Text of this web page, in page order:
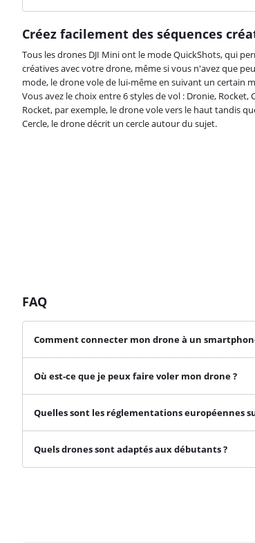
Créez facilement des séquences
Tous les drones DJI Mini ont le mode QuickShots, qui
créatives avec votre drone, même si vous n'avez que
mode, le drone vole de lui-même en suivant un certain
Vous avez le choix entre 6 styles de vol : Dronie,
Rocket, par exemple, le drone vole vers le haut tandis
Cercle, le drone décrit un cercle autour du sujet.
FAQ
Comment connecter mon drone à un
Où est-ce que je peux faire voler mon drone ?
Quelles sont les réglementations européennes
Quels drones sont adaptés aux débutants ?